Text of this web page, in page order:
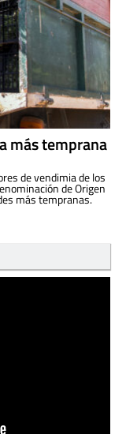
más temprana
de vendimia de los
de Origen
más tempranas.